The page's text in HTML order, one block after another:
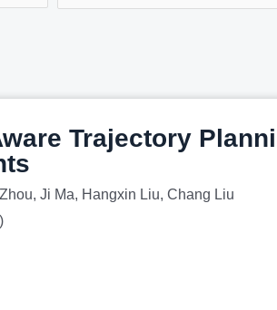
Trajectory
Ji Ma, Hangxin Liu, Chang Liu